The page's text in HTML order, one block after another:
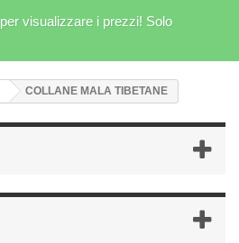
per visualizzare i prezzi! Solo
COLLANE MALA TIBETANE